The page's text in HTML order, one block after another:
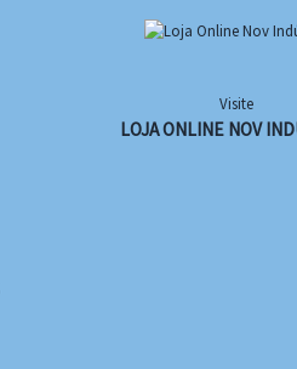
Visite
LOJA ONLINE NOV